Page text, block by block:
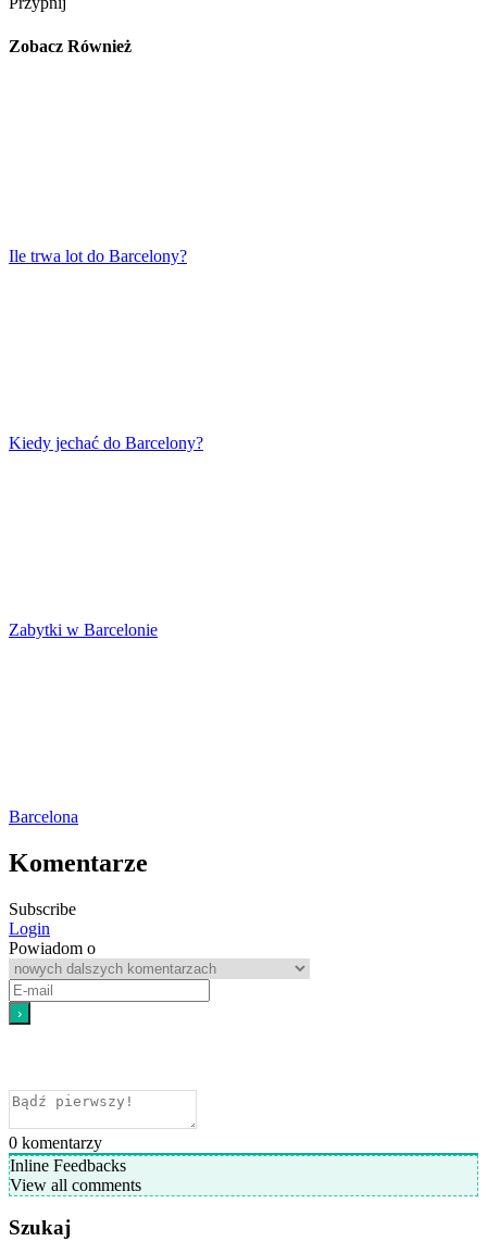
Zobacz Również
Ile trwa lot do Barcelony?
Kiedy jechać do Barcelony?
Zabytki w Barcelonie
Barcelona
Komentarze
Subscribe
Login
Powiadom o
0 komentarzy
Inline Feedbacks
View all comments
Szukaj